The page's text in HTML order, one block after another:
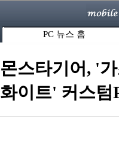
PC 뉴스 홈
몬스타기어, '
화이트' 커스텀